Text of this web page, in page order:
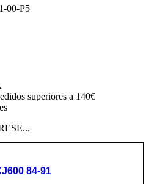
00-P5
superiores a 140€
84-91